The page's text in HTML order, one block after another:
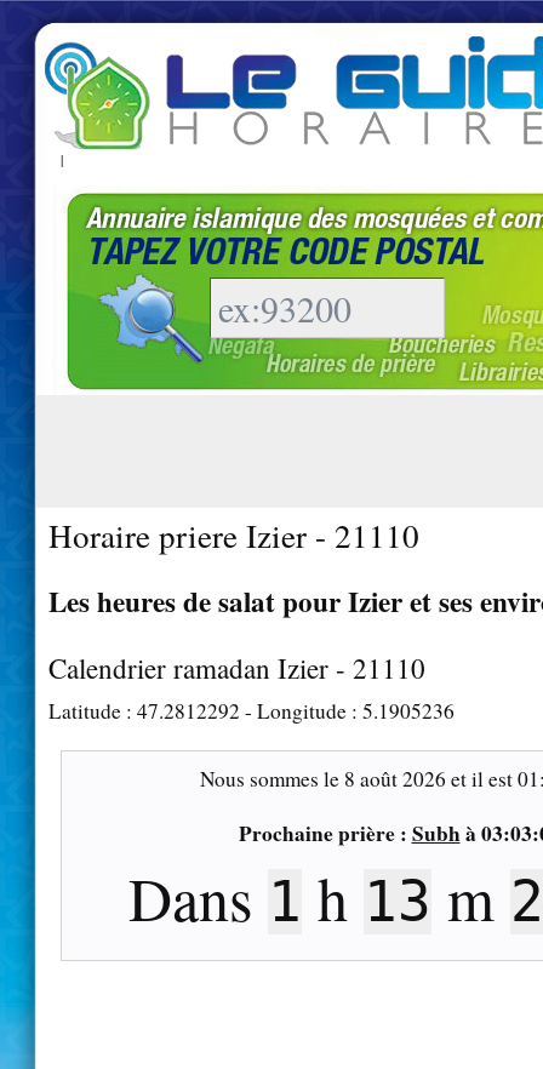
|
Horaire priere Izier - 21110
Les heures de salat pour Izier et ses
Calendrier ramadan Izier - 21110
Latitude : 47.2812292 - Longitude : 5.1905236
Nous sommes le 8 août 2026 et il est
Prochaine prière : Subhà
Dans 1 h 13 m